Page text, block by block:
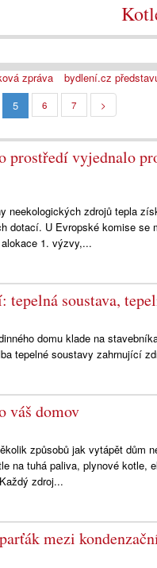
zpráva bydlení.cz
5 6 7 >
vyjednalo
neekologických zdrojů tepla
dotací. U Evropské komise se
1. výzvy,...
tepelná soustava,
domu klade na
tepelné soustavy zahrnující
váš domov
způsobů jak vytápět dům
na tuhá paliva, plynové kotle,
zdroj...
mezi